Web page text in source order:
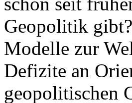
Geopolitik
Modelle zur
Defizite an
geopolitischen